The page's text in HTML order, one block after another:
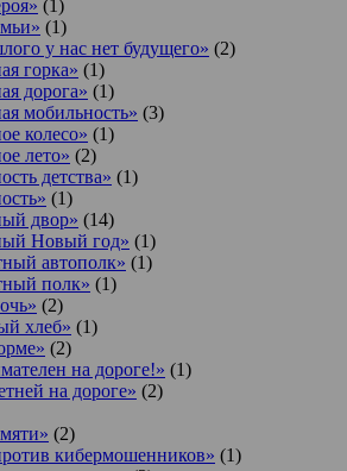
(1)
(1)
у нас нет будущего» (2)
горка» (1)
дорога» (1)
мобильность» (3)
колесо» (1)
лето» (2)
детства» (1)
(1)
двор» (14)
Новый год» (1)
автополк» (1)
полк» (1)
(2)
хлеб» (1)
(2)
на дороге!» (1)
на дороге» (2)
(2)
кибермошенников» (1)